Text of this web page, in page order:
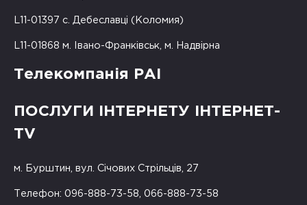
L11-01397 с. Дебеславці (Коломия)
L11-01868 м. Івано-Франківськ, м. Надвірна
Телекомпанія РАІ
ПОСЛУГИ ІНТЕРНЕТУ ІНТЕРНЕТ-
TV
м. Бурштин, вул. Січових Стрільців, 27
Телефон: 096-888-73-58, 066-888-73-58